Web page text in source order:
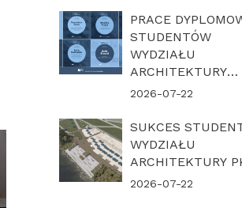
PRACE
STUDENTÓW
WYDZIAŁU
ARCHITEKTURY
POLITECHNIKI
FINALE
„DYPLOM Z
ARCHICADEM
2026-07-22
SUKCES
WYDZIAŁU
ARCHITEKTURY
2026-07-22